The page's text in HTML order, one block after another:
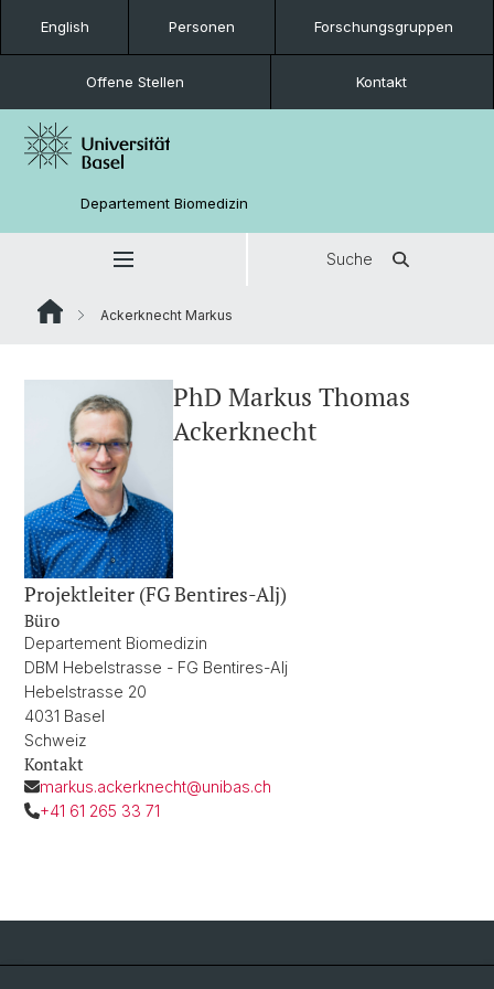
English Personen Forschungsgruppen
Offene Stellen Kontakt
Departement Biomedizin
Suche
Ackerknecht Markus
PhD Markus Thomas
Ackerknecht
Projektleiter (FG Bentires-Alj)
Büro
Departement Biomedizin
DBM Hebelstrasse - FG Bentires-Alj
Hebelstrasse 20
4031 Basel
Schweiz
Kontakt
markus.ackerknecht@unibas.ch
+41 61 265 33 71